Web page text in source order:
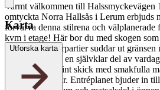
Varmt välkommen till Halssmyckevägen
omtyckta Norra Hallsås i Lerum erbjuds
förvärva denna stilrena och välplanerade
kvm i etage! Här bor du med skogen
där stora fönsterpartier suddar ut
låter naturen bli en självklar del av
genomgående fint skick med smakfulla
trivsam atmosfär. Entréplanet bjuder in
Karta
Utforska karta